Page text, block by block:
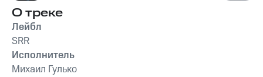
О треке
Лейбл
SRR
Исполнитель
Михаил Гулько